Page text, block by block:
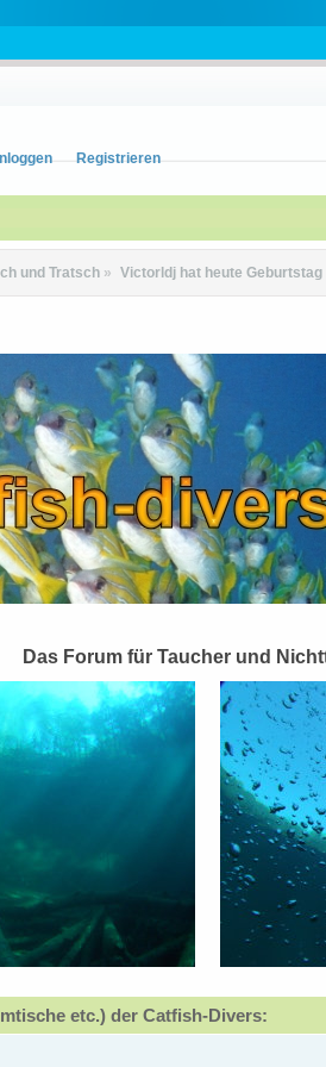
Registrieren
und Tratsch » Victorldj hat heute Geburtstag
Das Forum für Taucher und
etc.) der Catfish-Divers: